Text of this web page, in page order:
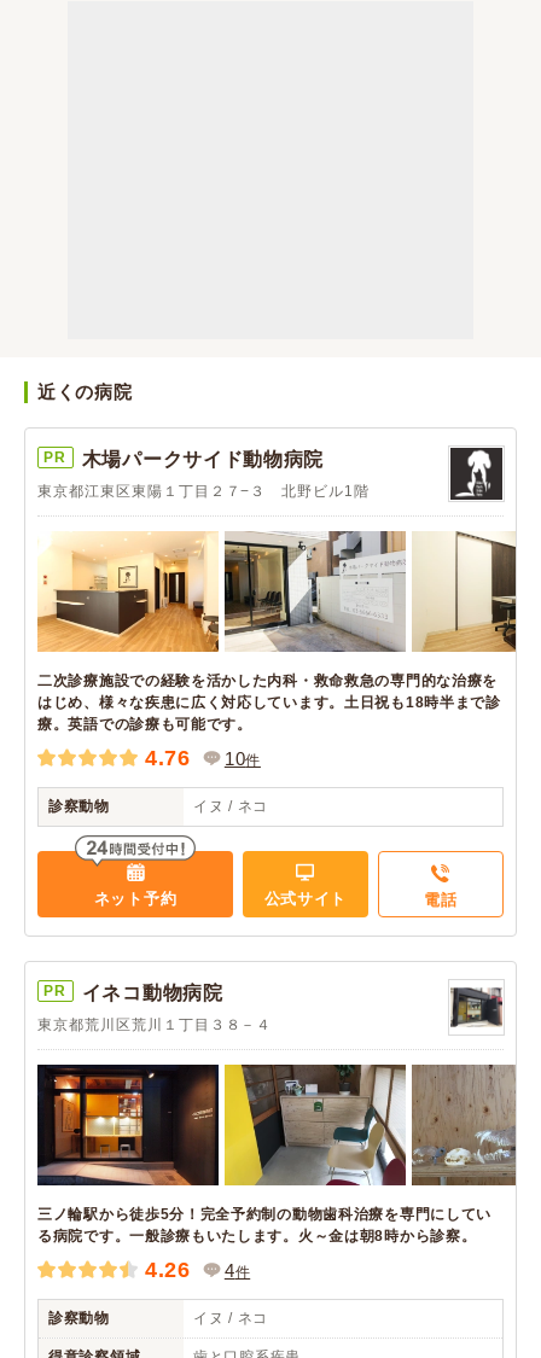
近くの病院
PR 木場パークサイド動物病院
東京都江東区東陽１丁目２７−３ 北野ビル1階
二次診療施設での経験を活かした内科・救命救急の専門的な治療を
はじめ、様々な疾患に広く対応しています。土日祝も18時半まで診
療。英語での診療も可能です。
4.76 10件
診察動物 イヌ / ネコ
ネット予約 公式サイト 電話
PR イネコ動物病院
東京都荒川区荒川１丁目３８－４
三ノ輪駅から徒歩5分！完全予約制の動物歯科治療を専門にしてい
る病院です。一般診療もいたします。火～金は朝8時から診察。
4.26 4件
診察動物 イヌ / ネコ